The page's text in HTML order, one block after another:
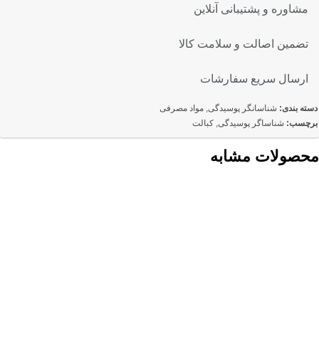
مشاوره و پشتیبانی آنلاین
تضمین اصالت و سلامت کالا
ارسال سریع سفارشات
دسته بندی: شناسانگر پوسیدگی مواد مصرفی
برچسب: شناساگر پوسیدگی کبالت
محصولات مشابه